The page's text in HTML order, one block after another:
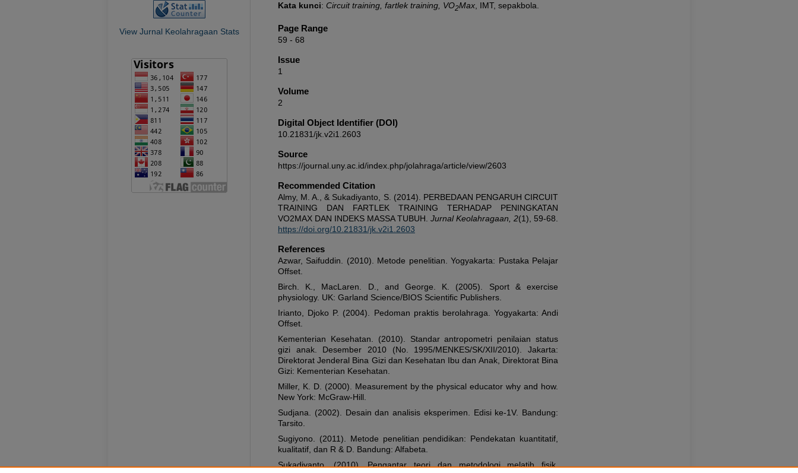
Kata kunci: Circuit training, fartlek training, VO2Max, IMT, sepakbola.
Page Range
59 - 68
Issue
1
Volume
2
Digital Object Identifier (DOI)
10.21831/jk.v2i1.2603
Source
https://journal.uny.ac.id/index.php/jolahraga/article/view/2603
Recommended Citation
Almy, M. A., & Sukadiyanto, S. (2014). PERBEDAAN PENGARUH CIRCUIT
TRAINING DAN FARTLEK TRAINING TERHADAP PENINGKATAN
VO2MAX DAN INDEKS MASSA TUBUH. Jurnal Keolahragaan, 2(1), 59-68.
https://doi.org/10.21831/jk.v2i1.2603
References
Azwar, Saifuddin. (2010). Metode penelitian. Yogyakarta: Pustaka Pelajar
Offset.
Birch. K., MacLaren. D., and George. K. (2005). Sport & exercise
physiology. UK: Garland Science/BIOS Scientific Publishers.
Irianto, Djoko P. (2004). Pedoman praktis berolahraga. Yogyakarta: Andi
Offset.
Kementerian Kesehatan. (2010). Standar antropometri penilaian status
gizi anak. Desember 2010 (No. 1995/MENKES/SK/XII/2010). Jakarta:
Direktorat Jenderal Bina Gizi dan Kesehatan Ibu dan Anak, Direktorat Bina
Gizi: Kementerian Kesehatan.
Miller, K. D. (2000). Measurement by the physical educator why and how.
New York: McGraw-Hill.
Sudjana. (2002). Desain dan analisis eksperimen. Edisi ke-1V. Bandung:
Tarsito.
Sugiyono. (2011). Metode penelitian pendidikan: Pendekatan kuantitatif,
kualitatif, dan R & D. Bandung: Alfabeta.
Sukadiyanto. (2010). Pengantar teori dan metodologi melatih fisik.
View Jurnal Keolahragaan Stats